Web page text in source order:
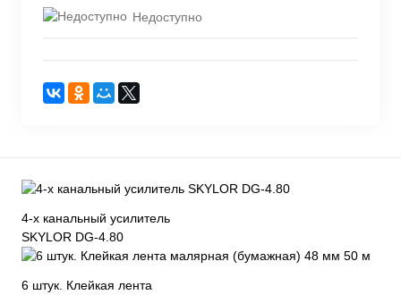
Недоступно
4-х канальный усилитель
SKYLOR DG-4.80
6 штук. Клейкая лента